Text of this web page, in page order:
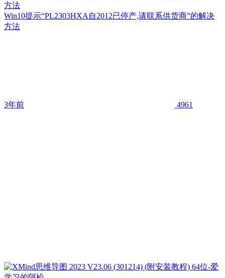
方法
Win10提示“PL2303HXA自2012已停产,请联系供货商”的解决
方法
3年前 4961